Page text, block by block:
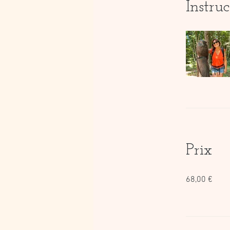
Prix
68,00 €